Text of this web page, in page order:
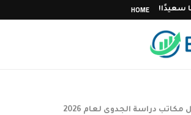
HOME
دراسة الجدوى لعام 2026